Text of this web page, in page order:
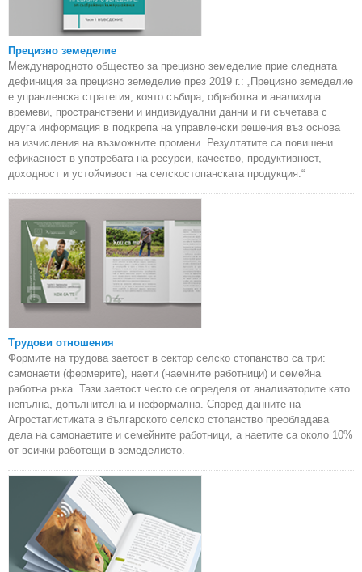
Прецизно земеделие
Международното общество за прецизно земеделие прие следната
дефиниция за прецизно земеделие през 2019 г.: „Прецизно земеделие
е управленска стратегия, която събира, обработва и анализира
времеви, пространствени и индивидуални данни и ги съчетава с
друга информация в подкрепа на управленски решения въз основа
на изчисления на възможните промени. Резултатите са повишени
ефикасност в употребата на ресурси, качество, продуктивност,
доходност и устойчивост на селскостопанската продукция.“
Трудови отношения
Формите на трудова заетост в сектор селско стопанство са три:
самонаети (фермерите), наети (наемните работници) и семейна
работна ръка. Тази заетост често се определя от анализаторите като
непълна, допълнителна и неформална. Според данните на
Агростатистиката в българското селско стопанство преобладава
дела на самонаетите и семейните работници, а наетите са около 10%
от всички работещи в земеделието.